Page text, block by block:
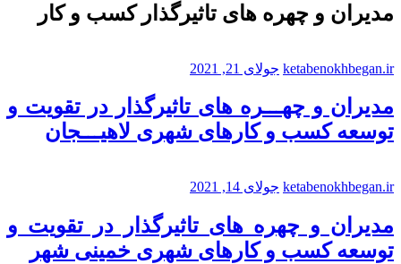
مدیران و چهره های تاثیرگذار کسب و کار
ketabenokhbegan.ir جولای 21, 2021
مدیران و چهـــره های تاثیرگذار در تقویت و
توسعه کسب و کارهای شهری لاهیـــجان
ketabenokhbegan.ir جولای 14, 2021
مدیران و چهره های تاثیرگذار در تقویت و
توسعه کسب و کارهای شهری خمینی شهر